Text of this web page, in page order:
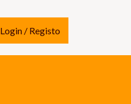
Login / Registo